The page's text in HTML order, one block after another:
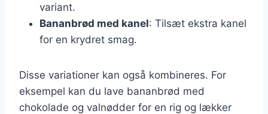
variant.
Bananbrød med kanel: Tilsæt ekstra kanel
for en krydret smag.
Disse variationer kan også kombineres. For
eksempel kan du lave bananbrød med
chokolade og valnødder for en rig og lækker